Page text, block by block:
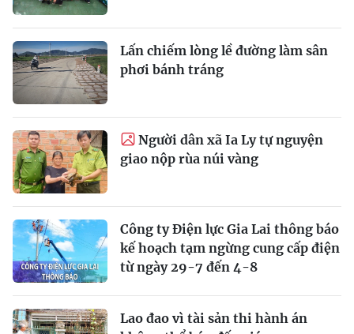
Lấn chiếm lòng lề đường làm sân
phơi bánh tráng
Người dân xã Ia Ly tự nguyện
giao nộp rùa núi vàng
Công ty Điện lực Gia Lai thông báo
kế hoạch tạm ngừng cung cấp điện
từ ngày 29-7 đến 4-8
Lao đao vì tài sản thi hành án